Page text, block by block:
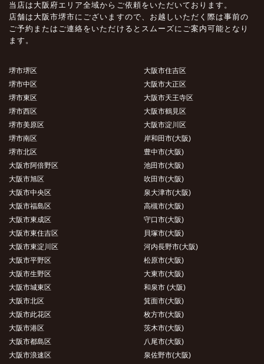
当店は大阪府エリア全域からご依頼をいただいております。
店舗は大阪市堺市にございますので、お越しいただく際は事前の
ご予約またはご連絡をいただけるとスムーズにご案内可能となり
ます。
堺市堺区
堺市中区
堺市東区
堺市西区
堺市美原区
堺市南区
堺市北区
大阪市阿倍野区
大阪市旭区
大阪市中央区
大阪市福島区
大阪市東成区
大阪市東住吉区
大阪市東淀川区
大阪市平野区
大阪市生野区
大阪市城東区
大阪市北区
大阪市此花区
大阪市港区
大阪市都島区
大阪市浪速区
大阪市住吉区
大阪市大正区
大阪市天王寺区
大阪市鶴見区
大阪市淀川区
岸和田市(大阪)
豊中市(大阪)
池田市(大阪)
吹田市(大阪)
泉大津市(大阪)
高槻市(大阪)
守口市(大阪)
貝塚市(大阪)
河内長野市(大阪)
松原市(大阪)
大東市(大阪)
和泉市 (大阪)
箕面市(大阪)
枚方市(大阪)
茨木市(大阪)
八尾市(大阪)
泉佐野市(大阪)